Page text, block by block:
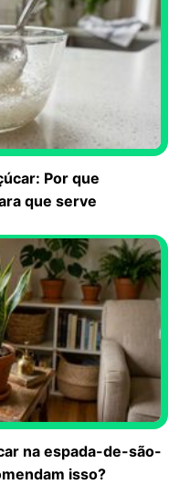
Por que
que serve
na espada-de-são-
isso?